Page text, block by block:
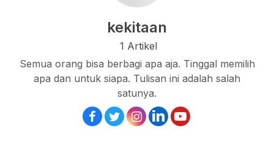
kekitaan
1 Artikel
Semua orang bisa berbagi apa aja. Tinggal memilih
apa dan untuk siapa. Tulisan ini adalah salah
satunya.